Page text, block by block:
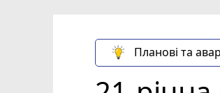
Планові та